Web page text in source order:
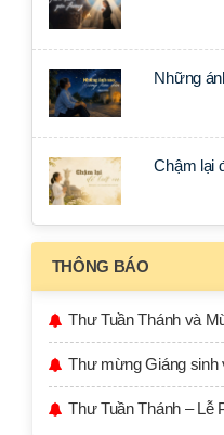
Những
Chậm lại
THÔNG BÁO
Thư Tuần Thánh và
Thư mừng Giáng sinh
Thư Tuần Thánh – Lễ